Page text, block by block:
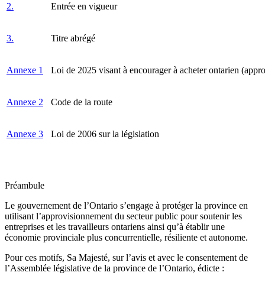
2. Entrée en vigueur
3. Titre abrégé
Annexe 1 Loi de 2025 visant à encourager à acheter ontarien
Annexe 2 Code de la route
Annexe 3 Loi de 2006 sur la législation
Préambule
Le gouvernement de l’Ontario s’engage à protéger la province en
utilisant l’approvisionnement du secteur public pour soutenir les
entreprises et les travailleurs ontariens ainsi qu’à établir une
économie provinciale plus concurrentielle, résiliente et autonome.
Pour ces motifs, Sa Majesté, sur l’avis et avec le consentement de
l’Assemblée législative de la province de l’Ontario, édicte :